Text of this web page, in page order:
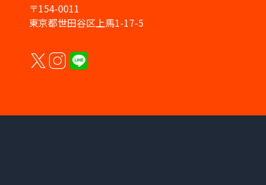
〒154-0011
東京都世田谷区上馬1-17-5